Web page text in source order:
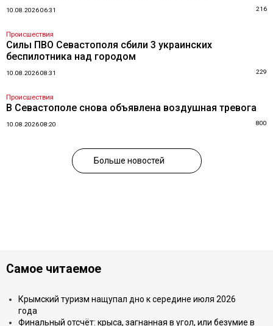
10.08.2026 06:31 216
Происшествия
Силы ПВО Севастополя сбили 3 украинских
беспилотника над городом
10.08.2026 08:31 229
Происшествия
В Севастополе снова объявлена воздушная тревога
10.08.2026 08:20 800
Больше новостей
Самое читаемое
Крымский туризм нащупал дно к середине июля 2026
года
Финальный отсчёт: крыса, загнанная в угол, или безумие в